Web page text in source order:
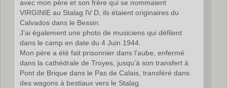
avec mon père et son frère qui se nommaient
VIRGINIE au Stalag IV D, ils étaient originaires du
Calvados dans le Bessin.
J’ai également une photo de musiciens qui défilent
dans le camp en date du 4 Juin 1944.
Mon père a été fait prisonnier dans l’aube, enfermé
dans la cathédrale de Troyes, jusqu’à son transfert à
Pont de Brique dans le Pas de Calais, transféré dans
des wagons à bestiaux vers le Stalag.